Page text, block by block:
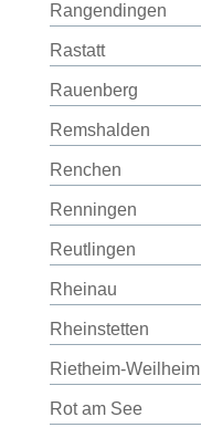
Rangendingen
Rastatt
Rauenberg
Remshalden
Renchen
Renningen
Reutlingen
Rheinau
Rheinstetten
Rietheim-Weilheim
Rot am See